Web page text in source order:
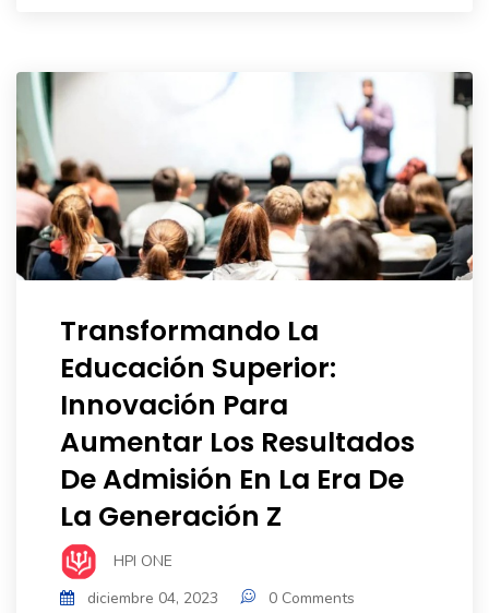
Transformando La
Educación Superior:
Innovación Para
Aumentar Los Resultados
De Admisión En La Era De
La Generación Z
HPI ONE
diciembre 04, 2023
0 Comments